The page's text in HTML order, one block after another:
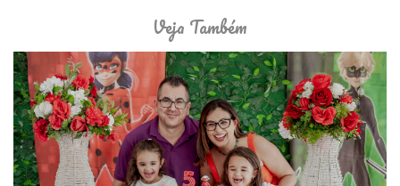
Veja Também